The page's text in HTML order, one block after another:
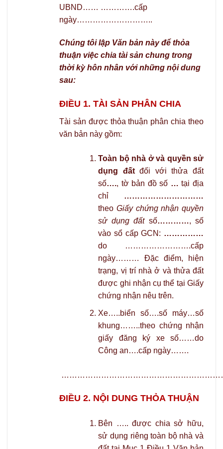
UBND…… ………….cấp
ngày………………………..
Chúng tôi lập Văn bản này để thỏa
thuận việc chia tài sản chung trong
thời kỳ hôn nhân với những nội dung
sau:
ĐIỀU 1. TÀI SẢN PHÂN CHIA
Tài sản được thỏa thuận phân chia theo
văn bản này gồm:
Toàn bộ nhà ở và quyền sử
dụng đấtđối với thửa đất
số…., tờ bản đồ số … tại địa
chỉ …………………………
theoGiấy chứng nhận quyền
sử dụng đất số…………, số
vào sổ cấp GCN: ……………
do …………………….cấp
ngày……… Đặc điểm, hiện
trạng, vị trí nhà ở và thửa đất
được ghi nhận cụ thể tại Giấy
chứng nhận nêu trên.
Xe…..biển số….số máy…số
khung……..theo chứng nhận
giấy đăng ký xe số……do
Công an….cấp ngày…….
ĐIỀU 2. NỘI DUNG THỎA THUẬN
Bên ….. được chia sở hữu,
sử dụng riêng toàn bộ nhà và